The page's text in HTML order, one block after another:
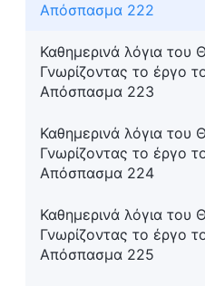
Απόσπασμα 222
Καθημερινά λόγια του
Γνωρίζοντας το έργο
Απόσπασμα 223
Καθημερινά λόγια του
Γνωρίζοντας το έργο
Απόσπασμα 224
Καθημερινά λόγια του
Γνωρίζοντας το έργο
Απόσπασμα 225